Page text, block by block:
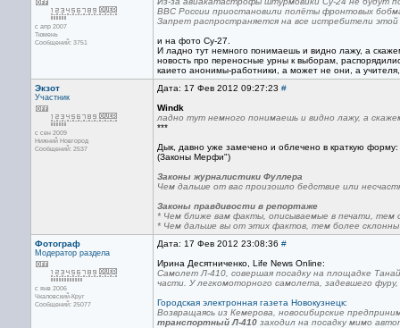
с апр 2007
Тюмень
Сообщений: 3751
ВВС России приостановили полёты фронтовых
Запрет распространяется на все истребители этой
и на фото Су-27.
И ладно тут немного понимаешь и видно лажу, а
новость про переносные урны к выборам,
каието анонимы-работники, а может не они, а
Экзот
Участник
с сен 2009
Нижний Новгород
Сообщений: 2537
Дата: 17 Фев 2012 09:27:23 #
Windk
ладно тут немного понимаешь и видно лажу, а
***
Дык, давно уже замечено и облечено в краткую форму:
(Законы Мерфи")
Законы журналистики Фуллера
Чем дальше от вас произошло бедствие или
Законы правдивости в репортаже
* Чем ближе вам факты, описываемые в печати, тем
* Чем дальше вы от этих фактов, тем более
Фотограф
Модератор раздела
с янв 2006
Чкаловский-Круг
Сообщений: 25077
Дата: 17 Фев 2012 23:08:36 #
Ирина Десятниченко, Life News Online:
Самолет Л-410, совершая посадку на площадке
части. У легкомоторного самолета, задевшего
Городская электронная газета Новокузнецк:
Возвращаясь из Кемерова, новосибирские
транспортный Л-410 заходил на посадку мимо